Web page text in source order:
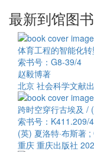
最新到馆图书
体育工程的智能化
索书号：G8-39/4
赵毅博著
北京 社会科学文献
跨时空穿行古埃及 /
索书号：K411.209/4
(英) 夏洛特·布斯著
重庆 重庆出版社